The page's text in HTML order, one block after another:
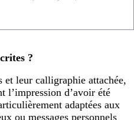
?
leur calligraphie attachée,
l’impression d’avoir été
adaptées aux
ou messages personnels